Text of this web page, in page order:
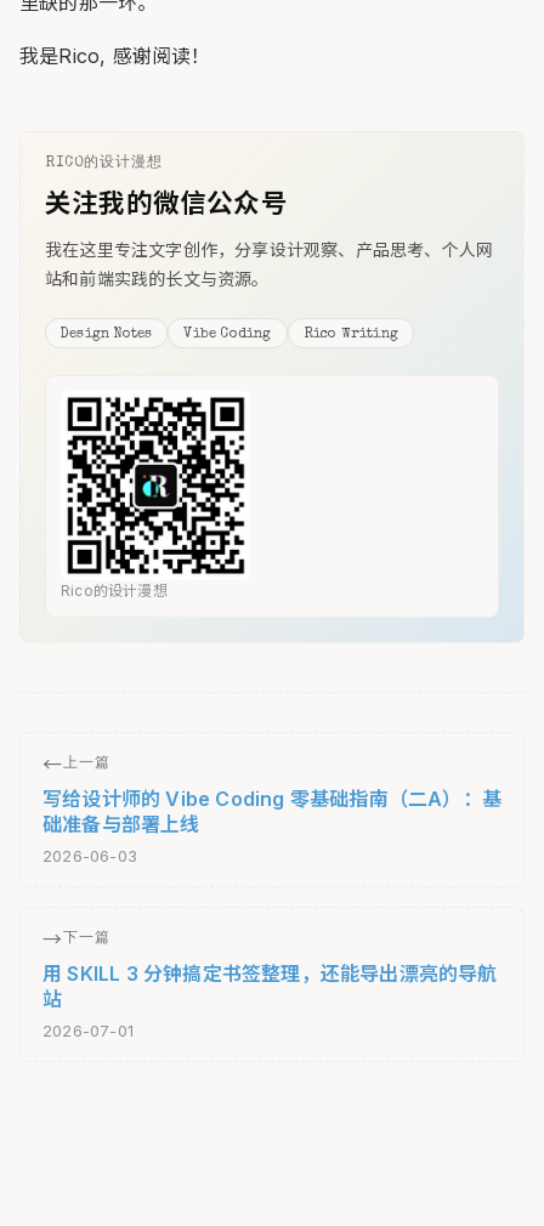
我是Rico, 感谢阅读！
RICO的设计漫想
关注我的微信公众号
我在这里专注文字创作，分享设计观察、产品思考、个人网
站和前端实践的长文与资源。
Design Notes Vibe Coding Rico Writing
Rico的设计漫想
←上一篇
写给设计师的 Vibe Coding 零基础指南（二A）：基
础准备与部署上线
2026-06-03
→ 下一篇
用 SKILL 3 分钟搞定书签整理，还能导出漂亮的导航
站
2026-07-01